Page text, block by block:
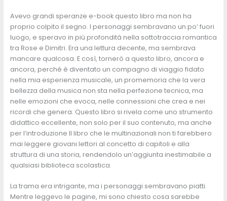
Avevo grandi speranze e-book questo libro ma non ha
proprio colpito il segno. I personaggi sembravano un po’ fuori
luogo, e speravo in più profondità nella sottotraccia romantica
tra Rose e Dimitri. Era una lettura decente, ma sembrava
mancare qualcosa. E così, tornerò a questo libro, ancora e
ancora, perché è diventato un compagno di viaggio fidato
nella mia esperienza musicale, un promemoria che la vera
bellezza della musica non sta nella perfezione tecnica, ma
nelle emozioni che evoca, nelle connessioni che crea e nei
ricordi che genera. Questo libro si rivela come uno strumento
didattico eccellente, non solo per il suo contenuto, ma anche
per l’introduzione Il libro che le multinazionali non ti farebbero
mai leggere giovani lettori al concetto di capitoli e alla
struttura di una storia, rendendolo un’aggiunta inestimabile a
qualsiasi biblioteca scolastica.
La trama era intrigante, ma i personaggi sembravano piatti.
Mentre leggevo le pagine, mi sono chiesto cosa sarebbe